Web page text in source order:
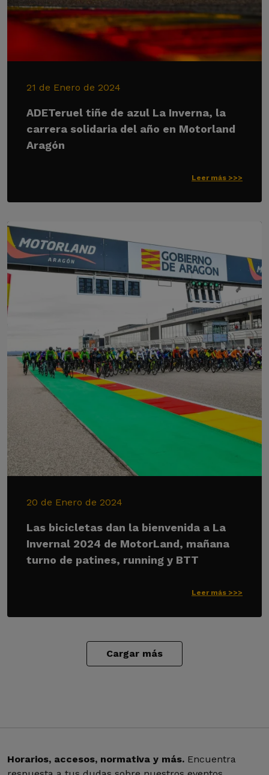
21 de Enero de 2024
ADETeruel tiñe de azul La Inverna, la
carrera solidaria del año en Motorland
Aragón
Leer más >>>
20 de Enero de 2024
Las bicicletas dan la bienvenida a La
Invernal 2024 de MotorLand, mañana
turno de patines, running y BTT
Leer más >>>
Cargar más
Horarios, accesos, normativa y más. Encuentra